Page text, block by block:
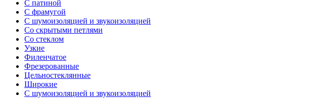
С патиной
С фрамугой
С шумоизоляцией и звукоизоляцией
Со скрытыми петлями
Со стеклом
Узкие
Филенчатое
Фрезерованные
Цельностеклянные
Широкие
С шумоизоляцией и звукоизоляцией